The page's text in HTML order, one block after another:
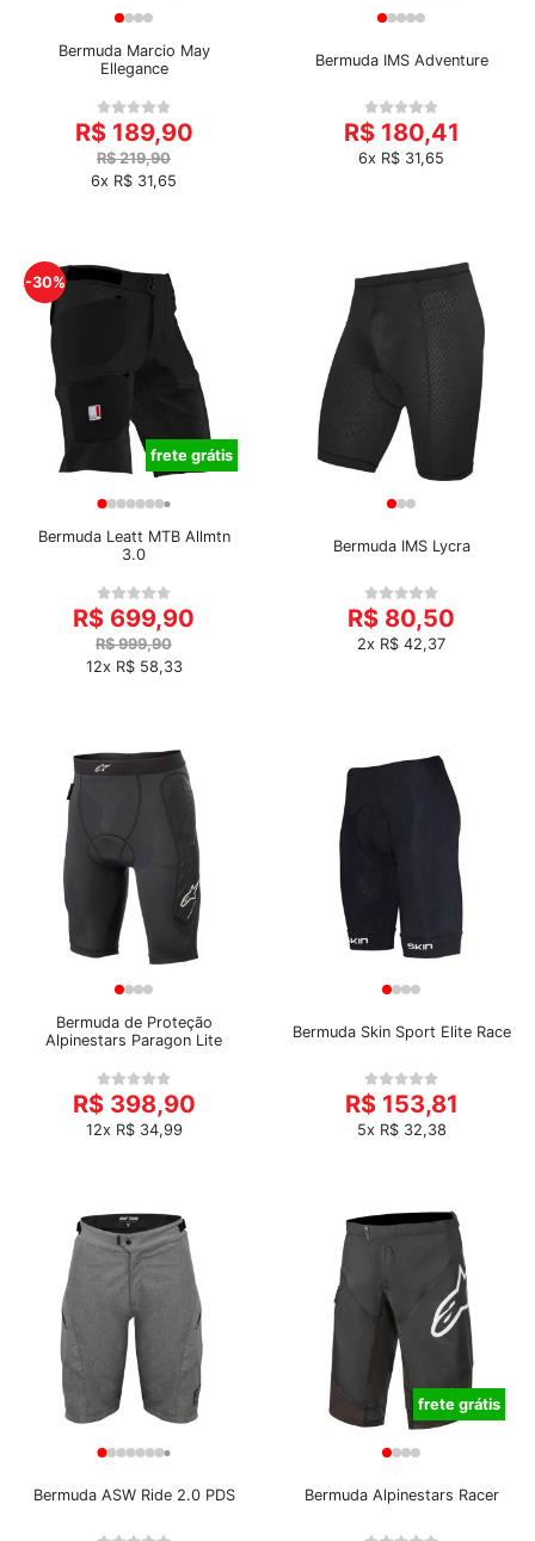
Bermuda Marcio May
Ellegance
R$ 189,90
R$ 219,90
6x R$ 31,65
Bermuda IMS Adventure
R$ 180,41
6x R$ 31,65
-30%
frete grátis
Bermuda Leatt MTB Allmtn
3.0
R$ 699,90
R$ 999,90
12x R$ 58,33
Bermuda IMS Lycra
R$ 80,50
2x R$ 42,37
Bermuda de Proteção
Alpinestars Paragon Lite
R$ 398,90
12x R$ 34,99
Bermuda Skin Sport Elite Race
R$ 153,81
5x R$ 32,38
Bermuda ASW Ride 2.0 PDS
frete grátis
Bermuda Alpinestars Racer